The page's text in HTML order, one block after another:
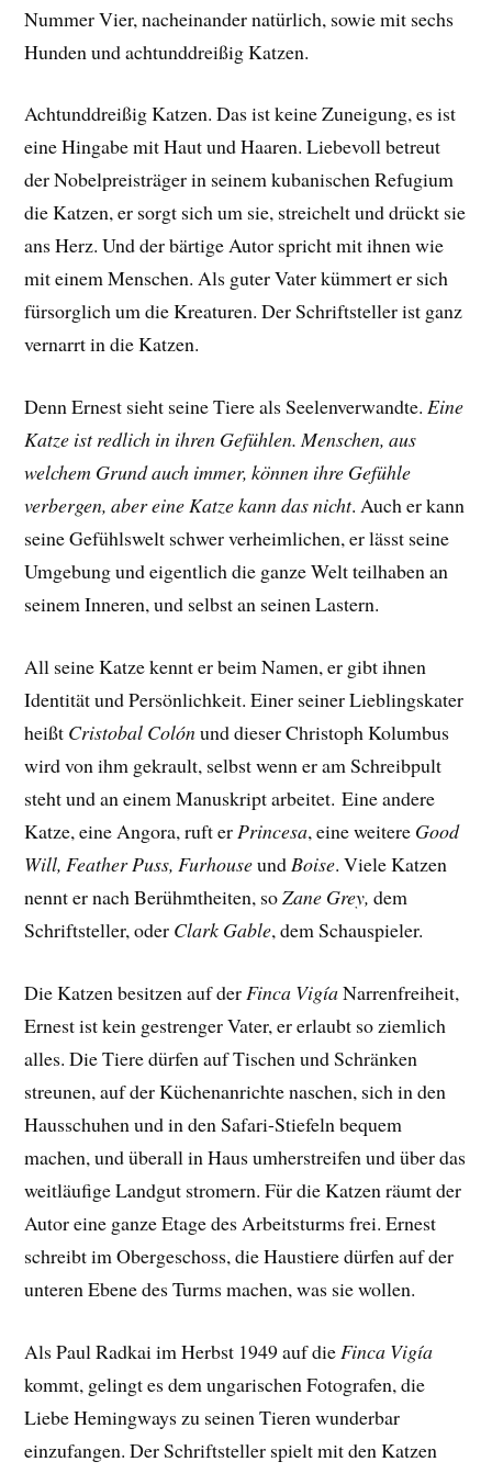
Nummer Vier, nacheinander natürlich, sowie mit sechs
Hunden und achtunddreißig Katzen.
Achtunddreißig Katzen. Das ist keine Zuneigung, es ist
eine Hingabe mit Haut und Haaren. Liebevoll betreut
der Nobelpreisträger in seinem kubanischen Refugium
die Katzen, er sorgt sich um sie, streichelt und drückt sie
ans Herz. Und der bärtige Autor spricht mit ihnen wie
mit einem Menschen. Als guter Vater kümmert er sich
fürsorglich um die Kreaturen. Der Schriftsteller ist ganz
vernarrt in die Katzen.
Denn Ernest sieht seine Tiere als Seelenverwandte.Eine
Katze ist redlich in ihren Gefühlen. Menschen, aus
welchem Grund auch immer, können ihre Gefühle
verbergen, aber eine Katze kann das nicht. Auch er kann
seine Gefühlswelt schwer verheimlichen, er lässt seine
Umgebung und eigentlich die ganze Welt teilhaben an
seinem Inneren, und selbst an seinen Lastern.
All seine Katze kennt er beim Namen, er gibt ihnen
Identität und Persönlichkeit. Einer seiner Lieblingskater
heißt Cristobal Colónund dieser Christoph Kolumbus
wird von ihm gekrault, selbst wenn er am Schreibpult
steht und an einem Manuskript arbeitet. Eine andere
Katze, eine Angora, ruft erPrincesa, eine weitere Good
Will, Feather Puss, FurhouseundBoise. Viele Katzen
nennt er nach Berühmtheiten, soZane Grey,dem
Schriftsteller, oder Clark Gable, dem Schauspieler.
Die Katzen besitzen auf der Finca VigíaNarrenfreiheit,
Ernest ist kein gestrenger Vater, er erlaubt so ziemlich
alles. Die Tiere dürfen auf Tischen und Schränken
streunen, auf der Küchenanrichte naschen, sich in den
Hausschuhen und in den Safari-Stiefeln bequem
machen, und überall in Haus umherstreifen und über das
weitläufige Landgut stromern. Für die Katzen räumt der
Autor eine ganze Etage des Arbeitsturms frei. Ernest
schreibt im Obergeschoss, die Haustiere dürfen auf der
unteren Ebene des Turms machen, was sie wollen.
Als Paul Radkai im Herbst 1949 auf die Finca Vigía
kommt, gelingt es dem ungarischen Fotografen, die
Liebe Hemingways zu seinen Tieren wunderbar
einzufangen. DerSchriftsteller spielt mit den Katzen